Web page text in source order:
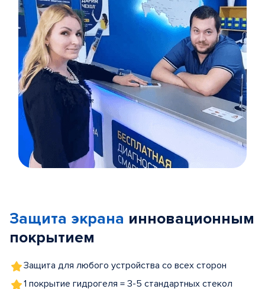
5
Защита экрана инновационным
покрытием
Защита для любого устройства со всех сторон
1 покрытие гидрогеля = 3-5 стандартных стекол